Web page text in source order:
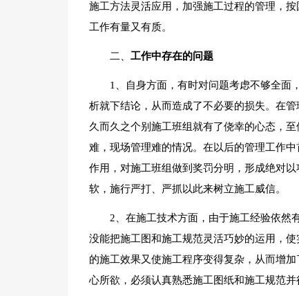
施工方法灵活应用，加强施工过程的管理，
工作有量又有质。
二、 工作中存在的问题
1、自身方面，有时对问题考虑不够全面
析就下结论，从而造成了不必要的损失。在
久而久之个别施工班组就有了侥幸的心态，
难，现场管理难的情况。在以后的管理工作
作用，对施工班组做到奖罚分明，形成绝对
软，施行严打、严抓以此来树立施工威信
2、在施工技术方面，由于施工经验依然
没能把施工图和施工规范灵活巧妙的运用，
的施工效果又使施工程序变得复杂，从而增
心所欲，必须认真熟悉施工图纸和施工规范